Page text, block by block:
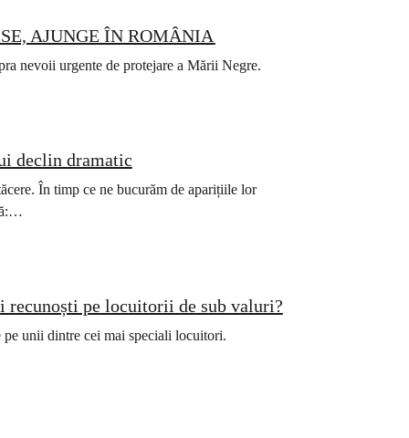
AJUNGE ÎN ROMÂNIA
nevoii urgente de protejare a Mării Negre.
declin dramatic
În timp ce ne bucurăm de aparițiile lor
pe locuitorii de sub valuri?
pe unii dintre cei mai speciali locuitori.